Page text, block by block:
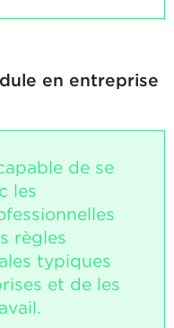
en entreprise
de se
les
règles
typiques
et de les